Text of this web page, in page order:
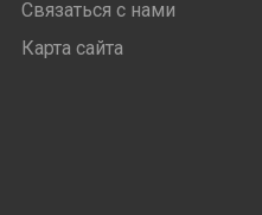
Связаться с нами
Карта сайта